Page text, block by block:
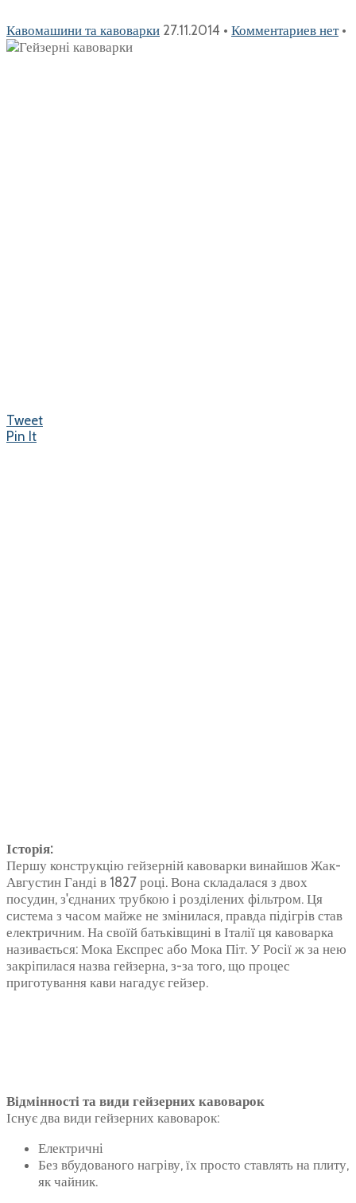
Кавомашини та кавоварки 27.11.2014 • Комментариев нет•
Tweet
Pin It
Історія:
Першу конструкцію гейзерній кавоварки винайшов Жак-
Августин Ганді в 1827 році. Вона складалася з двох
посудин, з'єднаних трубкою і розділених фільтром. Ця
система з часом майже не змінилася, правда підігрів став
електричним. На своїй батьківщині в Італії ця кавоварка
називається: Мока Експрес або Мока Піт. У Росії ж за нею
закріпилася назва гейзерна, з-за того, що процес
приготування кави нагадує гейзер.
Відмінності та види гейзерних кавоварок
Існує два види гейзерних кавоварок:
Електричні
Без вбудованого нагріву, їх просто ставлять на плиту,
як чайник.